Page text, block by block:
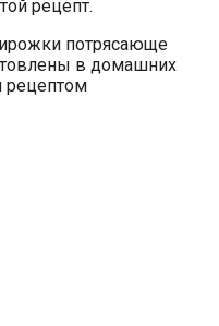
потрясающе
в домашних
рецептом